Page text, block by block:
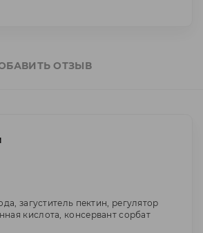
ОТЗЫВ
загуститель пектин, регулятор
кислота, консервант сорбат